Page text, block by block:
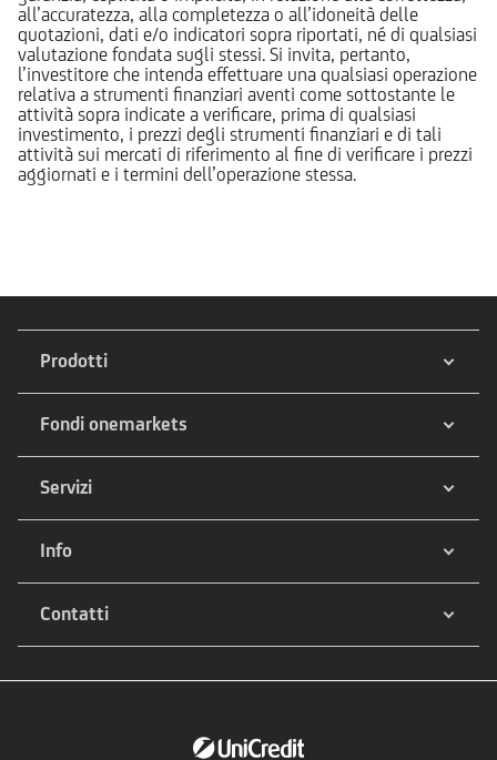
all’accuratezza, alla completezza o all’idoneità delle
quotazioni, dati e/o indicatori sopra riportati, né di qualsiasi
valutazione fondata sugli stessi. Si invita, pertanto,
l’investitore che intenda effettuare una qualsiasi operazione
relativa a strumenti finanziari aventi come sottostante le
attività sopra indicate a verificare, prima di qualsiasi
investimento, i prezzi degli strumenti finanziari e di tali
attività sui mercati di riferimento al fine di verificare i prezzi
aggiornati e i termini dell’operazione stessa.
Prodotti
Fondi onemarkets
Servizi
Info
Contatti